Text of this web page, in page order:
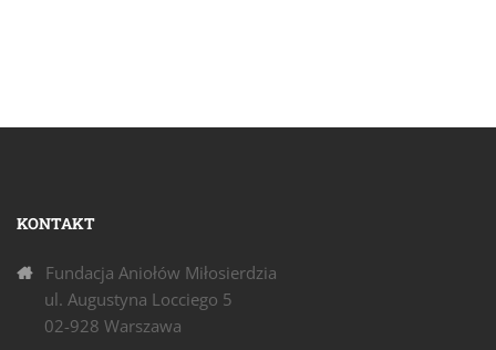
KONTAKT
Fundacja Aniołów Miłosierdzia
ul. Augustyna Locciego 5
02-928 Warszawa